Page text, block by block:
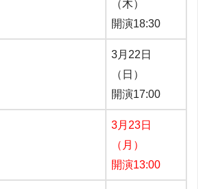
（木）
開演18:30
3月22日
（日）
開演17:00
3月23日
（月）
開演13:00